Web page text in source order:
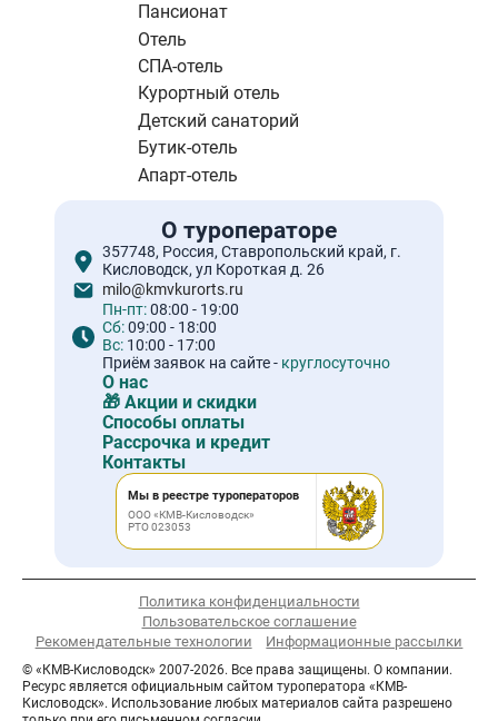
Пансионат
Отель
СПА-отель
Курортный отель
Детский санаторий
Бутик-отель
Апарт-отель
О туроператоре
357748, Россия, Ставропольский край, г.
Кисловодск, ул Короткая д. 26
milo@kmvkurorts.ru
Пн-пт:08:00 - 19:00
Сб:09:00 - 18:00
Вс: 10:00 - 17:00
Приём заявок на сайте - круглосуточно
О нас
🎁 Акции и скидки
Способы оплаты
Рассрочка и кредит
Контакты
Мы в реестре туроператоров
ООО «КМВ-Кисловодск»
РТО 023053
Политика конфиденциальности
Пользовательское соглашение
Рекомендательные технологии
Информационные рассылки
© «КМВ-Кисловодск» 2007-2026. Все права защищены. О компании.
Ресурс является официальным сайтом туроператора «КМВ-
Кисловодск». Использование любых материалов сайта разрешено